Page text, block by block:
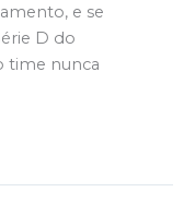
e se
D do
time nunca